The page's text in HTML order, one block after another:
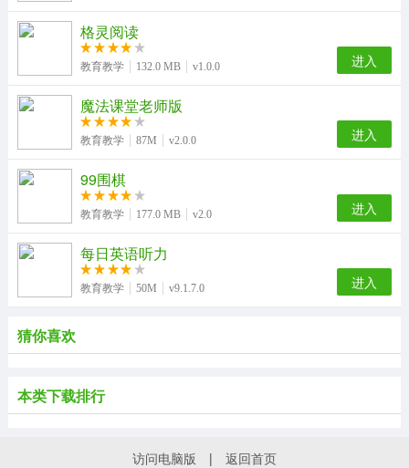
格灵阅读
教育教学 132.0 MB v1.0.0 进入
魔法课堂老师版
教育教学 87M v2.0.0 进入
99围棋
教育教学 177.0 MB v2.0 进入
每日英语听力
教育教学 50M v9.1.7.0 进入
猜你喜欢
本类下载排行
访问电脑版 | 返回首页